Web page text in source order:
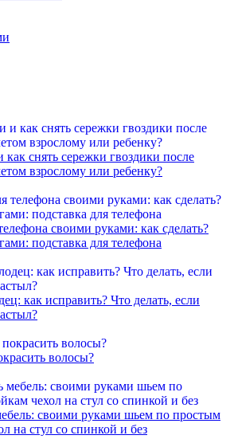
как снять сережки гвоздики после
взрослому или ребенку?
своими руками: как сделать?
подставка для телефона
как исправить? Что делать, если
волосы?
своими руками шьем по простым
на стул со спинкой и без